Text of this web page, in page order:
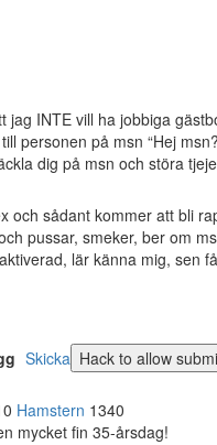
INTE vill ha jobbiga
personen på msn “Hej
dig på msn och störa
och sådant kommer att bli
pussar, smeker, ber om
lär känna mig,
Skicka
Hamstern 1340
mycket fin 35-årsdag!